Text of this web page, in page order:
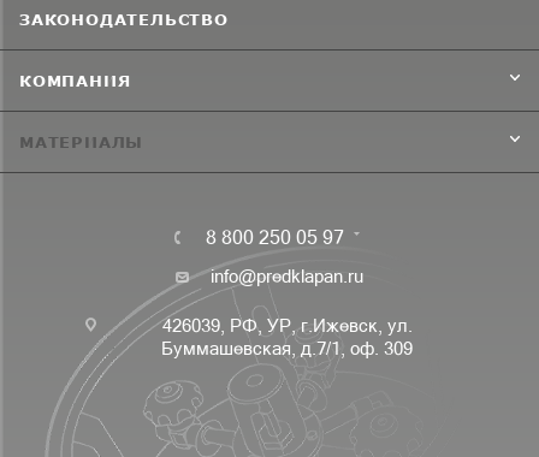
ЗАКОНОДАТЕЛЬСТВО
КОМПАНИЯ
МАТЕРИАЛЫ
8 800 250 05 97
info@predklapan.ru
426039, РФ, УР, г.Ижевск, ул.
Буммашевская, д.7/1, оф. 309